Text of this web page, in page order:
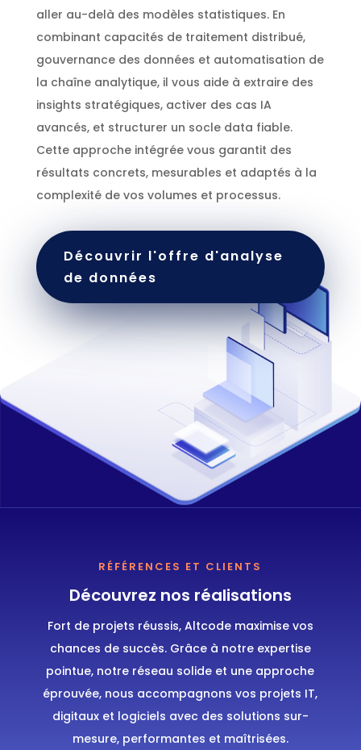
aller au-delà des modèles statistiques. En
combinant capacités de traitement distribué,
gouvernance des données et automatisation de
la chaîne analytique, il vous aide à extraire des
insights stratégiques, activer des cas IA
avancés, et structurer un socle data fiable.
Cette approche intégrée vous garantit des
résultats concrets, mesurables et adaptés à la
complexité de vos volumes et processus.
Découvrir l'offre d'analyse
de données
RÉFÉRENCES ET CLIENTS
Découvrez nos réalisations
Fort de projets réussis, Altcode maximise vos
chances de succès. Grâce à notre expertise
pointue, notre réseau solide et une approche
éprouvée, nous accompagnons vos projets IT,
digitaux et logiciels avec des solutions sur-
mesure, performantes et maîtrisées.